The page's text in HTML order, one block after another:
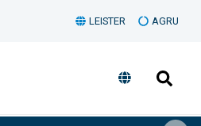
LEISTER AGRU